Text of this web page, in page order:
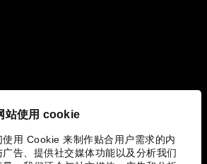
站使用 cookie
使用 Cookie 来制作贴合用户需求的内
广告、提供社交媒体功能以及分析我们